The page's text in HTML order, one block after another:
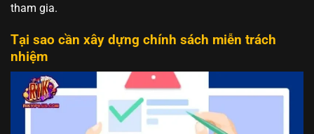
tham gia.
Tại sao cần xây dựng chính sách miễn trách
nhiệm